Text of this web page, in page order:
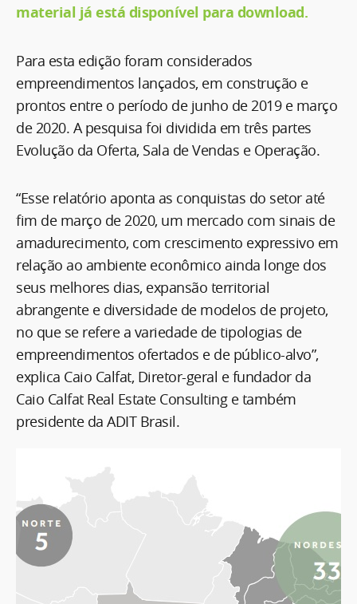
material já está disponível para download.
Para esta edição foram considerados
empreendimentos lançados, em construção e
prontos entre o período de junho de 2019 e março
de 2020. A pesquisa foi dividida em três partes
Evolução da Oferta, Sala de Vendas e Operação.
“Esse relatório aponta as conquistas do setor até
fim de março de 2020, um mercado com sinais de
amadurecimento, com crescimento expressivo em
relação ao ambiente econômico ainda longe dos
seus melhores dias, expansão territorial
abrangente e diversidade de modelos de projeto,
no que se refere a variedade de tipologias de
empreendimentos ofertados e de público-alvo”,
explica Caio Calfat, Diretor-geral e fundador da
Caio Calfat Real Estate Consulting e também
presidente da ADIT Brasil.